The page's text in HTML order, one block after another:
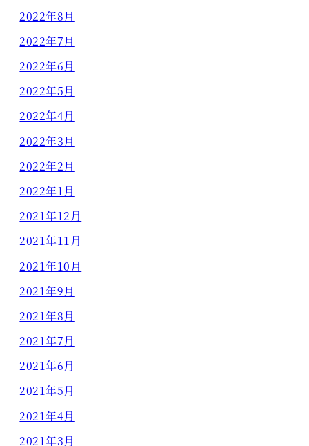
2022年8月
2022年7月
2022年6月
2022年5月
2022年4月
2022年3月
2022年2月
2022年1月
2021年12月
2021年11月
2021年10月
2021年9月
2021年8月
2021年7月
2021年6月
2021年5月
2021年4月
2021年3月